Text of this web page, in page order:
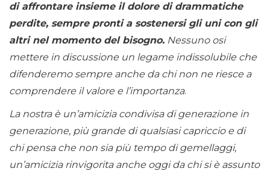
di affrontare insieme il dolore di drammatiche
perdite, sempre pronti a sostenersi gli uni con gli
altri nel momento del bisogno. Nessuno osi
mettere in discussione un legame indissolubile che
difenderemo sempre anche da chi non ne riesce a
comprendere il valore e l’importanza.
La nostra è un’amicizia condivisa di generazione in
generazione, più grande di qualsiasi capriccio e di
chi pensa che non sia più tempo di gemellaggi,
un’amicizia rinvigorita anche oggi da chi si è assunto